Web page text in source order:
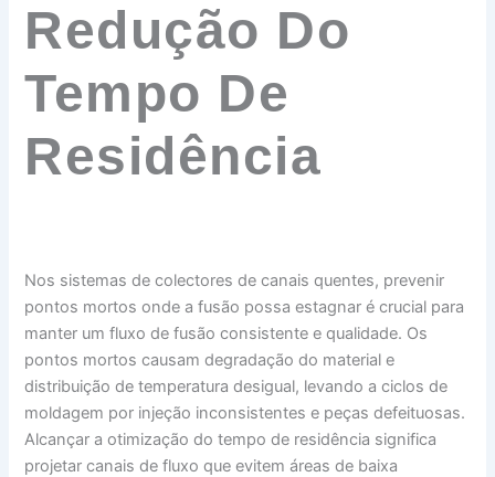
Redução Do
Tempo De
Residência
Nos sistemas de colectores de canais quentes, prevenir
pontos mortos onde a fusão possa estagnar é crucial para
manter um fluxo de fusão consistente e qualidade. Os
pontos mortos causam degradação do material e
distribuição de temperatura desigual, levando a ciclos de
moldagem por injeção inconsistentes e peças defeituosas.
Alcançar a otimização do tempo de residência significa
projetar canais de fluxo que evitem áreas de baixa